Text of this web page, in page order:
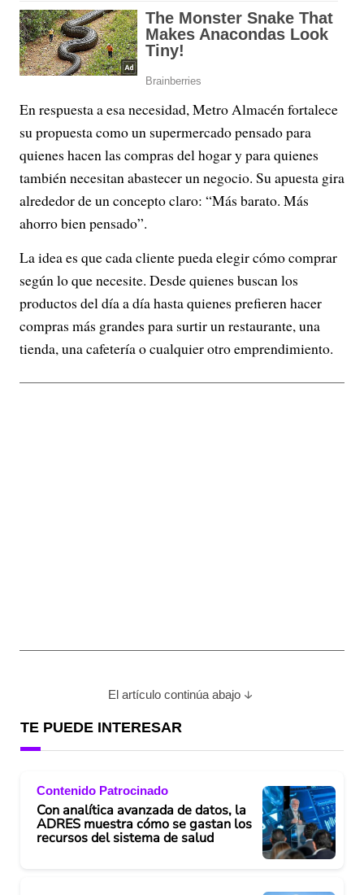
En respuesta a esa necesidad, Metro Almacén fortalece
su propuesta como un supermercado pensado para
quienes hacen las compras del hogar y para quienes
también necesitan abastecer un negocio. Su apuesta gira
alrededor de un concepto claro: “Más barato. Más
ahorro bien pensado”.
La idea es que cada cliente pueda elegir cómo comprar
según lo que necesite. Desde quienes buscan los
productos del día a día hasta quienes prefieren hacer
compras más grandes para surtir un restaurante, una
tienda, una cafetería o cualquier otro emprendimiento.
El artículo continúa abajo
TE PUEDE INTERESAR
Contenido Patrocinado
Con analítica avanzada de datos, la
ADRES muestra cómo se gastan los
recursos del sistema de salud